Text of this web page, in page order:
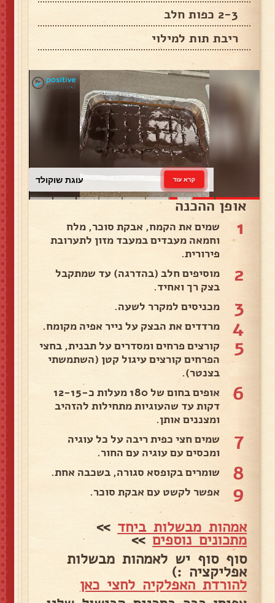
2-3 כפות חלב
ריבת תות למילוי
עוגת שוקולד קרא עוד
אופן ההכנה
1
שמים את הקמח, אבקת סוכר, מלח
וחמאה מעבדים במעבד מזון לתערובת
פירורית.
2
מוסיפים חלב (בהדרגה) עד שמתקבל
בצק רך ואחיד.
3 מכניסים למקרר לשעה.
4 מרדדים את הבצק על נייר אפיה מקומח.
5
קורצים פרחים ומסדרים על תבנית, בחצי
הפרחים קורצים עיגול קטן (השתמשתי
בצנטר).
6
אופים בחום של 180 מעלות כ-12-15
דקות עד שהעוגיות מתחילות להזהיב
ומצננים אותן.
7
שמים חצי כפית ריבה על כל עוגיה
ומכסים עם עוגיה עם החור.
8 שומרים בקופסא סגורה, בשכבה אחת.
9 אפשר לקשט עם אבקת סוכר.
אמהות מבשלות ביחד >>
מתכונים נוספים>>
סוף סוף יש לאמהות מבשלות
אפליקציה :)
להורדת האפלקיה לחצי כאן